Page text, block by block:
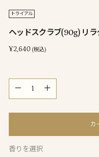
トライアル
ヘッドスクラブ(90g) リ
通
¥2,640 (税込)
量
カ
香りを選択